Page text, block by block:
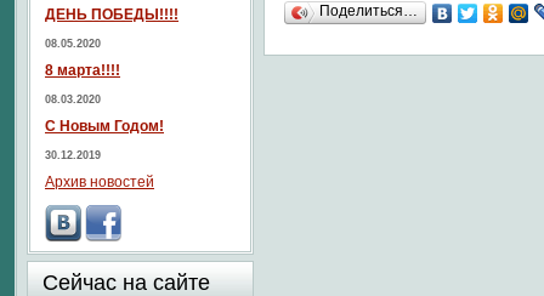
Поделиться…
ДЕНЬ ПОБЕДЫ!!!!
08.05.2020
8 марта!!!!
08.03.2020
С Новым Годом!
30.12.2019
Архив новостей
Сейчас на сайте